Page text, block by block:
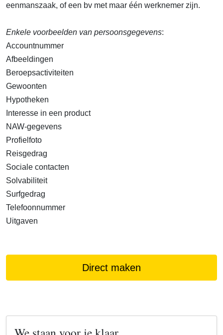
eenmanszaak, of een bv met maar één werknemer zijn.
Enkele voorbeelden van persoonsgegevens:
Accountnummer
Afbeeldingen
Beroepsactiviteiten
Gewoonten
Hypotheken
Interesse in een product
NAW-gegevens
Profielfoto
Reisgedrag
Sociale contacten
Solvabiliteit
Surfgedrag
Telefoonnummer
Uitgaven
Direct maken